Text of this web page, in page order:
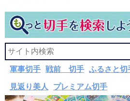
軍事切手 戦前 切手 ふるさと切
見返り美人 プレミアム切手